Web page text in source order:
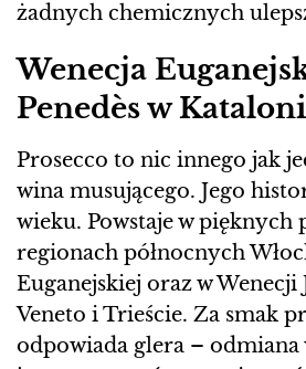
żadnych chemicznych
Wenecja
Penedès w
Prosecco to nic innego jak
wina musującego. Jego
wieku. Powstaje w pięknych
regionach północnych
Euganejskiej oraz w Wenecji
Veneto i Trieście. Za smak
odpowiada glera –